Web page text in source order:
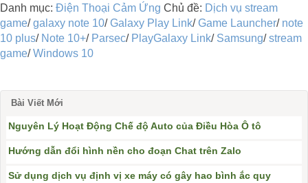
Danh mục: Điện Thoại Cảm Ứng Chủ đề: Dịch vụ stream
game/galaxy note 10/Galaxy Play Link/Game Launcher/ note
10 plus/ Note 10+/ Parsec/ PlayGalaxy Link/ Samsung/stream
game/Windows 10
Bài Viết Mới
Nguyên Lý Hoạt Động Chế độ Auto của Điều Hòa Ô tô
Hướng dẫn đổi hình nền cho đoạn Chat trên Zalo
Sử dụng dịch vụ định vị xe máy có gây hao bình ắc quy